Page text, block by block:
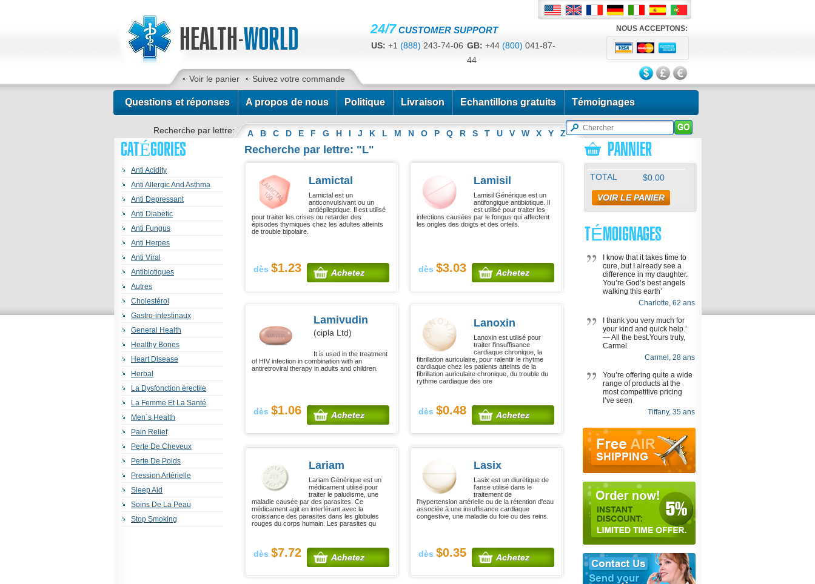
24/7 CUSTOMER SUPPORT
US: +1 (888) 243-74-06 GB: +44 (800) 041-87-
44
Voir le panier
Suivez votre commande
NOUS ACCEPTONS:
Questions et réponses A propos de nous Politique Livraison Echantillons gratuits Témoignages
Recherche par lettre: A B C D E F G H I J K L M N O P Q R S T U V W X Y Z
CATÉGORIES
Anti Acidity
Anti Allergic And Asthma
Anti Depressant
Anti Diabetic
Anti Fungus
Anti Herpes
Anti Viral
Antibiotiques
Autres
Cholestérol
Gastro-intestinaux
General Health
Healthy Bones
Heart Disease
Herbal
La Dysfonction érectile
La Femme Et La Santé
Men`s Health
Pain Relief
Perte De Cheveux
Perte De Poids
Pression Artérielle
Sleep Aid
Soins De La Peau
Stop Smoking
Recherche par lettre: "L"
Lamictal
Lamictal est un
anticonvulsivant ou un
antiépileptique. Il est utilisé
pour traiter les crises ou retarder des
épisodes thymiques chez les adultes atteints
de trouble bipolaire.
dès $1.23 Achetez
Lamisil
Lamisil Générique est un
antifongique antibiotique. Il
est utilisé pour traiter les
infections causées par le fongus qui affectent
les ongles des doigts et des orteils.
dès $3.03 Achetez
Lamivudin
(cipla Ltd)
It is used in the treatment
of HIV infection in combination with an
antiretroviral therapy in adults and children.
dès $1.06 Achetez
Lanoxin
Lanoxin est utilisé pour
traiter l'insuffisance
cardiaque chronique, la
fibrillation auriculaire, pour ralentir le rhytme
cardiaque chez les patients atteints de la
fibrillation auriculaire chronique, du trouble du
rythme cardiaque des ore
dès $0.48 Achetez
Lariam
Lariam Générique est un
médicament utilisé pour
traiter le paludisme, une
maladie causée par des parasites. Ce
médicament agit en interférant avec la
croissance des parasites dans les globules
rouges du corps humain. Les parasites qu
dès $7.72 Achetez
Lasix
Lasix est un diurétique de
l'anse utilisé dans le
traitement de
l'hypertension artérielle ou de la rétention d'eau
associée à une insuffisance cardiaque
congestive, une maladie du foie ou des reins.
dès $0.35 Achetez
PANNIER
TOTAL $0.00
VOIR LE PANIER
TÉMOIGNAGES
I know that it takes time to
cure, but I already see a
difference in my daughter.
You’re God’s best angels
walking this earth’
Charlotte, 62 ans
I thank you very much for
your kind and quick help.’
— All the best.Yours truly,
Carmel
Carmel, 28 ans
You’re offering quite a wide
range of products at the
most competitive pricing
I’ve seen
Tiffany, 35 ans